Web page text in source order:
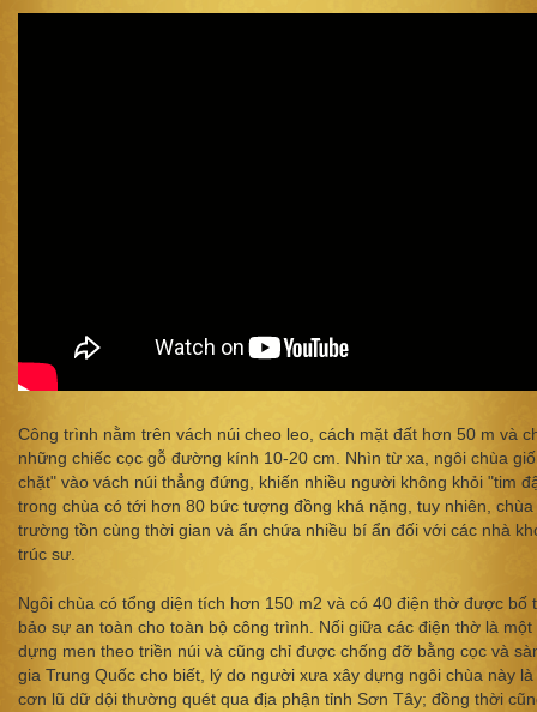
Công trình nằm trên vách núi cheo leo, cách mặt đất hơn 50 m và
những chiếc cọc gỗ đường kính 10-20 cm. Nhìn từ xa, ngôi chùa
chặt" vào vách núi thẳng đứng, khiến nhiều người không khỏi "tim
trong chùa có tới hơn 80 bức tượng đồng khá nặng, tuy nhiên,
trường tồn cùng thời gian và ẩn chứa nhiều bí ẩn đối với các nhà
trúc sư.
Ngôi chùa có tổng diện tích hơn 150 m2 và có 40 điện thờ được bố
bảo sự an toàn cho toàn bộ công trình. Nối giữa các điện thờ là
dựng men theo triền núi và cũng chỉ được chống đỡ bằng cọc và
gia Trung Quốc cho biết, lý do người xưa xây dựng ngôi chùa này
cơn lũ dữ dội thường quét qua địa phận tỉnh Sơn Tây; đồng thời